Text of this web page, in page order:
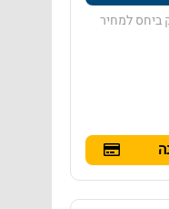
ביחס למחיר